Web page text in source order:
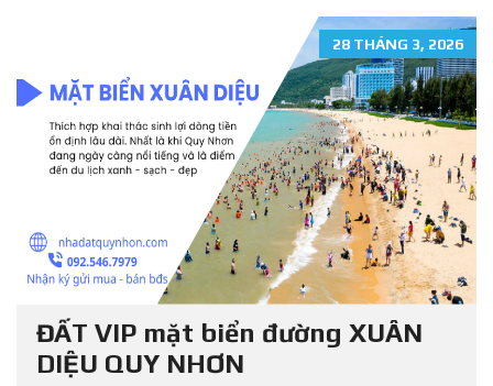
28 THÁNG 3, 2026
ĐẤT VIP mặt biển đường XUÂN
DIỆU QUY NHƠN